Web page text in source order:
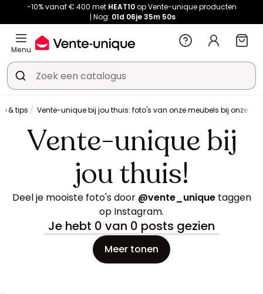
-10% vanaf € 400 met HEAT10op Vente-unique producten
Nog: 01d 06je 35m 48s
Menu
& tips Vente-unique bij jou thuis: foto's van onze meubels bij onze
Vente-unique bij
jou thuis!
Deel je mooiste foto's door @vente_uniquetaggen
op Instagram.
Je hebt 0 van 0 posts gezien
Meer tonen